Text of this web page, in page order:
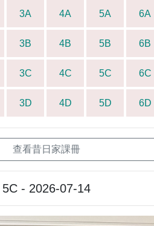
3A 4A 5A 6A
3B 4B 5B 6B
3C 4C 5C 6C
3D 4D 5D 6D
查看昔日家課冊
5C - 2026-07-14